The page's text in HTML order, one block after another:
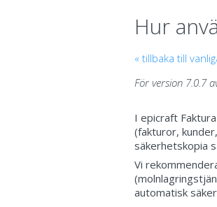
Hur
« tillbaka till
För version 7.0.7
I epicraft
(fakturor,
säkerhetskopia
Vi
automatisk